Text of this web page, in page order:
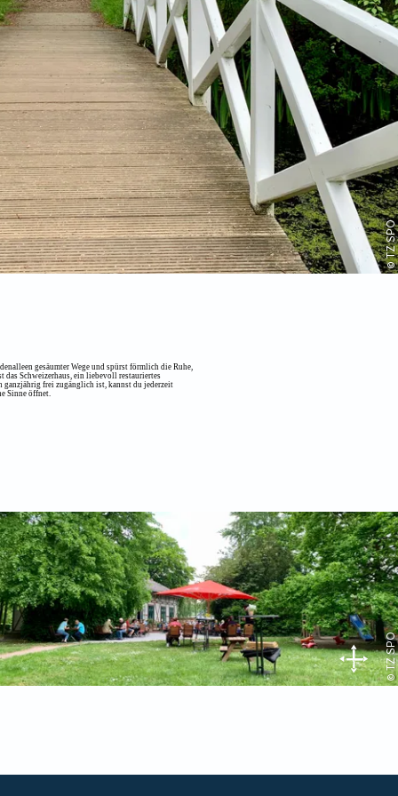
© TZ SPO
gesäumter Wege und spürst förmlich die Ruhe,
das Schweizerhaus, ein liebevoll restauriertes
ganzjährig frei zugänglich ist, kannst du jederzeit
Sinne öffnet.
© TZ SPO